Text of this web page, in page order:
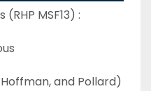
MSF13) :
and Pollard)